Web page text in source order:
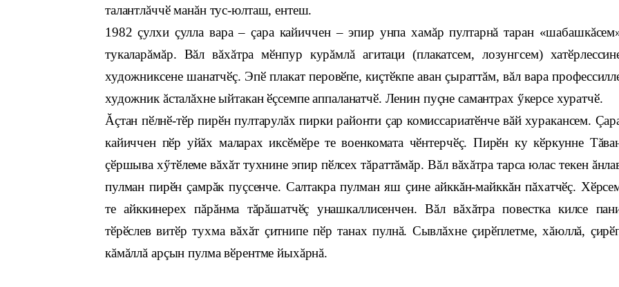
талантлăччӗ манăн тус-юлташ, ентеш.
1982 çулхи çулла вара – çара кайиччен – эпир унпа хамăр пултарнă таран
тукаларăмăр. Вăл вăхăтра мӗнпур курăмлă агитаци (плакатсем, лозунгсем)
художниксене шанатчӗç. Эпӗ плакат перовӗпе, киçтӗкпе аван çыраттăм, вăл вара
художник ăсталăхне ыйтакан ӗçсемпе аппаланатчӗ. Ленин пуçне самантрах ӳкерсе хуратчӗ.
Ăçтан пӗлнӗ-тӗр пирӗн пултарулăх пирки районти çар комиссариатӗнче вăй хуракансем.
кайиччен пӗр уйăх маларах иксӗмӗре те военкомата чӗнтерчӗç. Пирӗн ку кӗркунне
çӗршыва хӳтӗлеме вăхăт тухнине эпир пӗлсех тăраттăмăр. Вăл вăхăтра тарса юлас текен
пулман пирӗн çамрăк пуçсенче. Салтакра пулман яш çине айккăн-майккăн пăхатчӗç.
те айккинерех пăрăнма тăрăшатчӗç унашкаллисенчен. Вăл вăхăтра повестка килсе
тӗрӗслев витӗр тухма вăхăт çитнипе пӗр танах пулнă. Сывлăхне çирӗплетме, хăюллă,
кăмăллă арçын пулма вӗрентме йыхăрнă.